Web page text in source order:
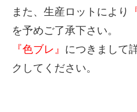
また、生産ロットにより
を予めご了承下さい。
『色ブレ』 につきまして
クしてください。